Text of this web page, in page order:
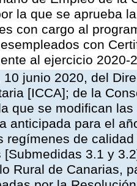
la que se aprueba
con cargo al
con
al ejercicio 2020-
10 junio 2020, del
[ICCA]; de la
que se modifican
anticipada para el
regímenes de
[Submedidas 3.1 y
Rural de Canarias,